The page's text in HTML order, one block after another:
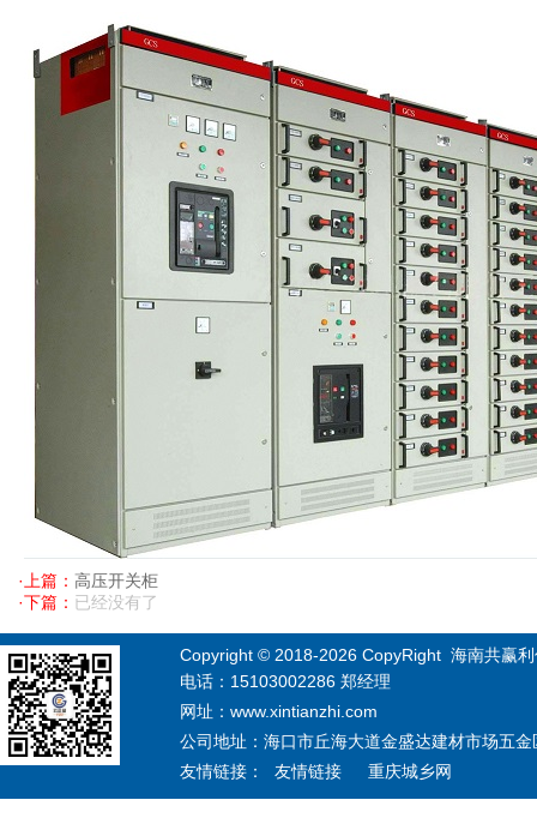
·上篇： 高压开关柜
·下篇： 已经没有了
Copyright © 2018-2026 CopyRight 海南共赢
电话：15103002286 郑经理
网址：www.xintianzhi.com
公司地址：海口市丘海大道金盛达建材市场五
友情链接：
友情链接 重庆城乡网